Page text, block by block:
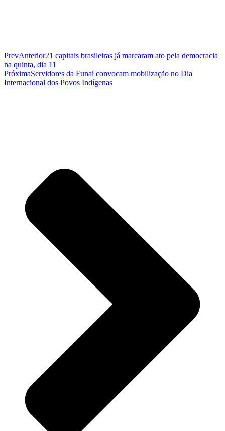
PrevAnterior21 capitais brasileiras já marcaram ato pela democracia
na quinta, dia 11
PróximaServidores da Funai convocam mobilização no Dia
Internacional dos Povos Indígenas